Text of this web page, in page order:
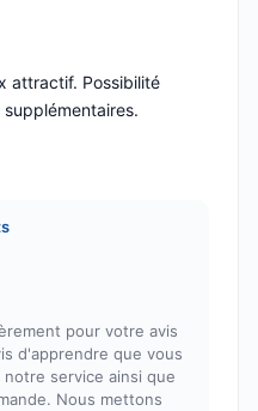
attractif. Possibilité
pour votre avis
d'apprendre que vous
service ainsi que
Nous mettons